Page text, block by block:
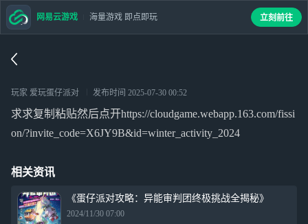
玩家 爱玩蛋仔派对 发布时间 2025-07-30 00:52
求求复制粘贴然后点开https://cloudgame.webapp.163.com/fissi
on/?invite_code=X6JY9B&id=winter_activity_2024
相关资讯
《蛋仔派对攻略：异能审判团终极挑战全揭秘》
2024/11/30 07:00
网易云游戏 海量游戏 即点即玩 立刻前往